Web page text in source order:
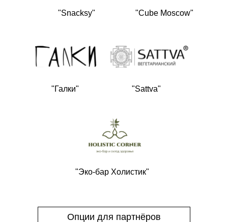
Опции для партнёров
"Snacksy" "Cube Moscow"
"Эко-бар Холистик"
"Sattva"
"Галки"